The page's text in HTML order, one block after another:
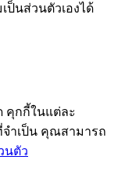
ป็นส่วนตัวเองได้
คุกกี้ในแต่ละ
จำเป็น คุณสามารถ
นตัว